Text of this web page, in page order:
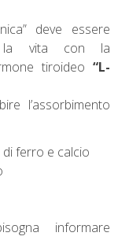
deve essere
la vita con la
tiroideo “L-
l’assorbimento
ferro e calcio
informare